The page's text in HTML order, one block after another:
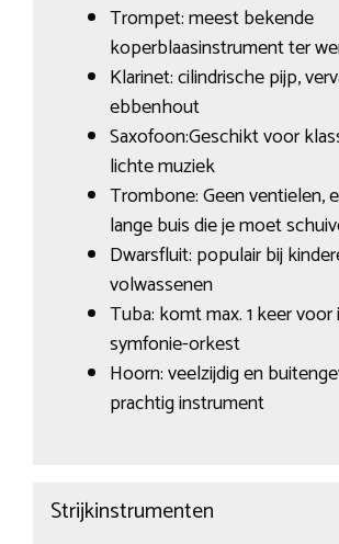
Trompet: meest bekende
koperblaasinstrument ter
Klarinet: cilindrische pijp,
ebbenhout
Saxofoon:Geschikt voor
lichte muziek
Trombone: Geen ventielen,
lange buis die je moet
Dwarsfluit: populair bij
volwassenen
Tuba: komt max. 1 keer voor
symfonie-orkest
Hoorn: veelzijdig en
prachtig instrument
Strijkinstrumenten